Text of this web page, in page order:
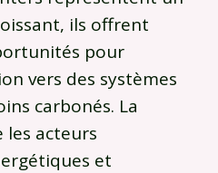
ils offrent
pour
vers des systèmes
carbonés. La
acteurs
et